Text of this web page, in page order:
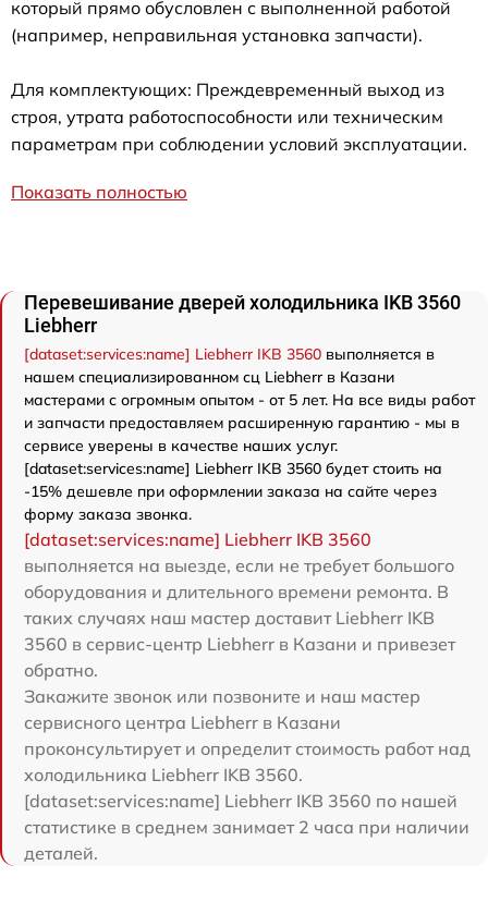
который прямо обусловлен с выполненной работой
(например, неправильная установка запчасти).
Для комплектующих: Преждевременный выход из
строя, утрата работоспособности или техническим
параметрам при соблюдении условий эксплуатации.
Показать полностью
Перевешивание дверей холодильника IKB 3560
Liebherr
[dataset:services:name] Liebherr IKB 3560 выполняется в
нашем специализированном сц Liebherr в Казани
мастерами с огромным опытом - от 5 лет. На все виды работ
и запчасти предоставляем расширенную гарантию - мы в
сервисе уверены в качестве наших услуг.
[dataset:services:name] Liebherr IKB 3560 будет стоить на
-15% дешевле при оформлении заказа на сайте через
форму заказа звонка.
[dataset:services:name] Liebherr IKB 3560
выполняется на выезде, если не требует большого
оборудования и длительного времени ремонта. В
таких случаях наш мастер доставит Liebherr IKB
3560 в сервис-центр Liebherr в Казани и привезет
обратно.
Закажите звонок или позвоните и наш мастер
сервисного центра Liebherr в Казани
проконсультирует и определит стоимость работ над
холодильника Liebherr IKB 3560.
[dataset:services:name] Liebherr IKB 3560 по нашей
статистике в среднем занимает 2 часа при наличии
деталей.